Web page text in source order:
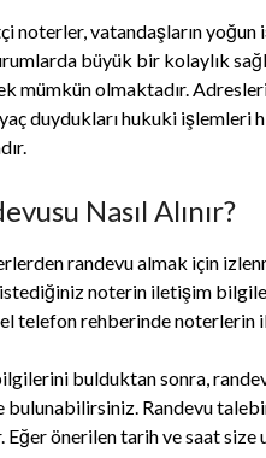
noterler, vatandaşların
büyük bir kolaylık
mümkün olmaktadır.
duydukları hukuki işlemleri
Nasıl Alınır?
randevu almak için
noterin iletişim
telefon rehberinde
bulduktan sonra,
bulunabilirsiniz. Randevu
Eğer önerilen tarih ve saat